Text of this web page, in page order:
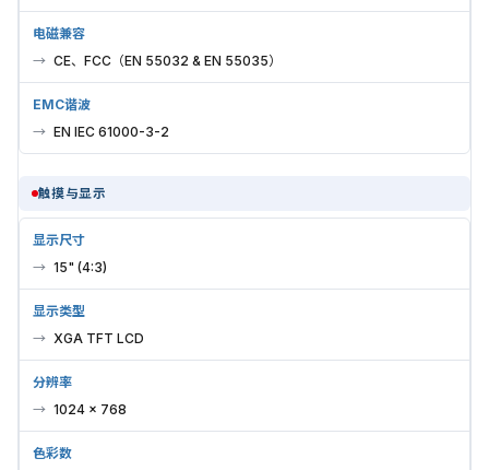
电磁兼容
CE、FCC（EN 55032 & EN 55035）
EMC谐波
EN IEC 61000-3-2
触摸与显示
显示尺寸
15" (4:3)
显示类型
XGA TFT LCD
分辨率
1024 × 768
色彩数